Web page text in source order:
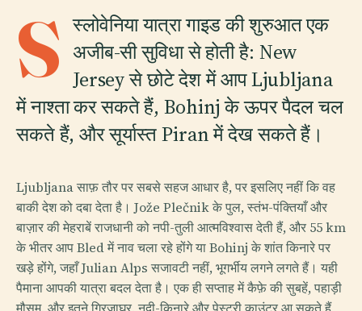
S स्लोवेनिया यात्रा गाइड की शुरुआत एक
अजीब-सी सुविधा से होती है: New
Jersey से छोटे देश में आप Ljubljana
में नाश्ता कर सकते हैं, Bohinj के ऊपर पैदल चल
सकते हैं, और सूर्यास्त Piran में देख सकते हैं।
Ljubljana साफ़ तौर पर सबसे सहज आधार है, पर इसलिए नहीं कि वह
बाकी देश को दबा देता है। Jože Plečnik के पुल, स्तंभ-पंक्तियाँ और
बाज़ार की मेहराबें राजधानी को नपी-तुली आत्मविश्वास देती हैं, और 55 km
के भीतर आप Bled में नाव चला रहे होंगे या Bohinj के शांत किनारे पर
खड़े होंगे, जहाँ Julian Alps सजावटी नहीं, भूगर्भीय लगने लगते हैं। यही
पैमाना आपकी यात्रा बदल देता है। एक ही सप्ताह में कैफ़े की सुबहें, पहाड़ी